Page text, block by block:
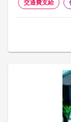
交通費支給